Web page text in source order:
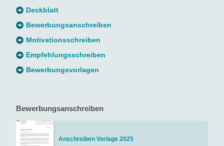
Deckblatt
Bewerbungsanschreiben
Motivationsschreiben
Empfehlungsschreiben
Bewerbungsvorlagen
Bewerbungsanschreiben
Anschreiben Vorlage 2025